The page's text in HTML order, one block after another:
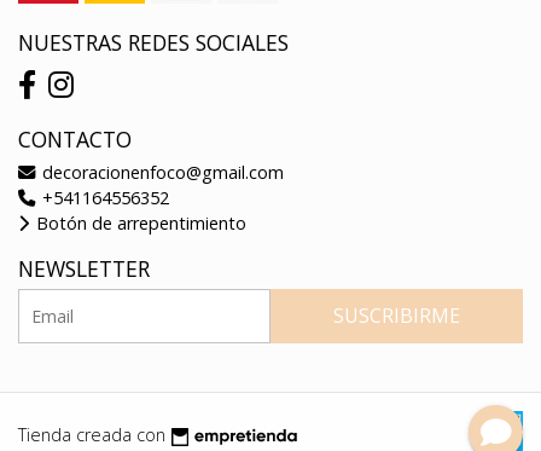
NUESTRAS REDES SOCIALES
CONTACTO
decoracionenfoco@gmail.com
+541164556352
Botón de arrepentimiento
NEWSLETTER
SUSCRIBIRME
Tienda creada con